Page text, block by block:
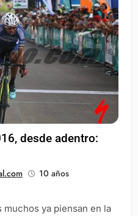
desde adentro:
10 años
ya piensan en la